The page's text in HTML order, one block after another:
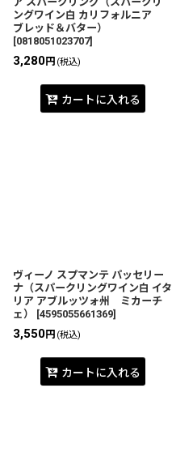
ングワイン白 カリフォルニア
ブレッド＆バター）
[0818051023707]
3,280円 (税込)
カートに入れる
ヴィーノ スプマンテ パッセリー
ナ（スパークリングワイン白 イタ
リア アブルッツォ州 ミカーチ
ェ）
[4595055661369]
3,550円 (税込)
カートに入れる